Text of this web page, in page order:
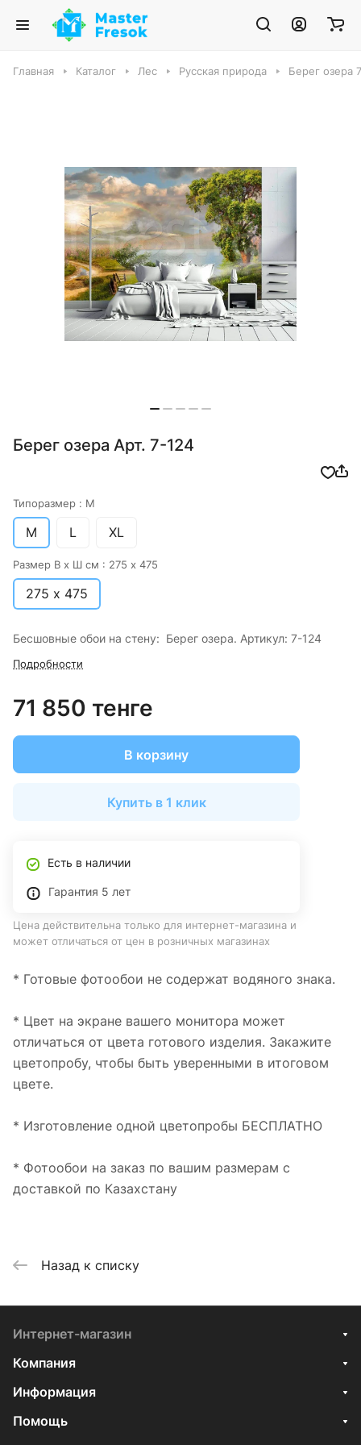
Главная Каталог Лес Русская природа Берег озера
Берег озера Арт. 7-124
Типоразмер : M
M L XL
Размер В х Ш см : 275 х 475
275 х 475
Бесшовные обои на стену: Берег озера. Артикул: 7-124
Подробности
71 850 тенге
В корзину
Купить в 1 клик
Есть в наличии
Гарантия 5 лет
Цена действительна только для интернет-магазина и
может отличаться от цен в розничных магазинах
* Готовые фотообои не содержат водяного знака.
* Цвет на экране вашего монитора может
отличаться от цвета готового изделия. Закажите
цветопробу, чтобы быть уверенными в итоговом
цвете.
* Изготовление одной цветопробы БЕСПЛАТНО
* Фотообои на заказ по вашим размерам с
доставкой по Казахстану
Назад к списку
Интернет-магазин
Компания
Информация
Помощь